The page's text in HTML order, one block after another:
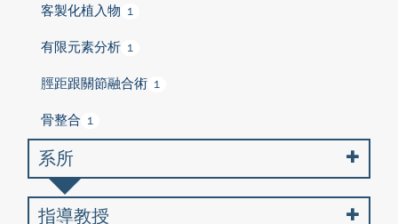
客製化植入物 1
有限元素分析 1
脛距跟關節融合術 1
骨整合 1
系所
指導教授